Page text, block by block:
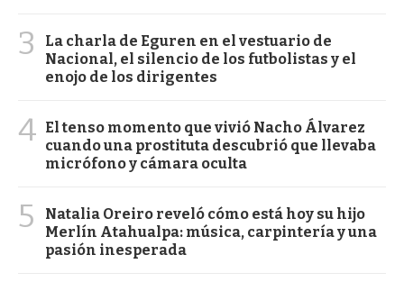
3
La charla de Eguren en el vestuario de
Nacional, el silencio de los futbolistas y el
enojo de los dirigentes
4 El tenso momento que vivió Nacho Álvarez
cuando una prostituta descubrió que llevaba
micrófono y cámara oculta
5
Natalia Oreiro reveló cómo está hoy su hijo
Merlín Atahualpa: música, carpintería y una
pasión inesperada